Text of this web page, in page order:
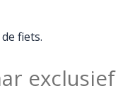
fiets.
exclusief